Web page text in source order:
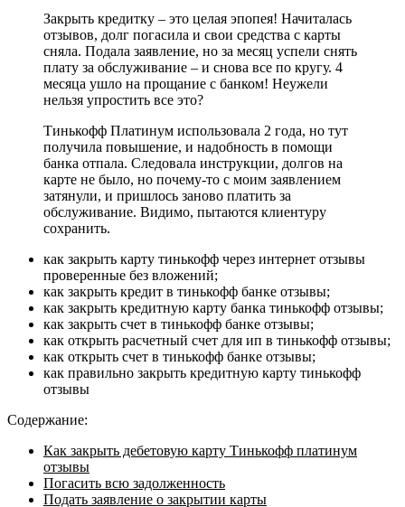
Закрыть кредитку – это целая эпопея! Начиталась
отзывов, долг погасила и свои средства с карты
сняла. Подала заявление, но за месяц успели снять
плату за обслуживание – и снова все по кругу. 4
месяца ушло на прощание с банком! Неужели
нельзя упростить все это?
Тинькофф Платинум использовала 2 года, но тут
получила повышение, и надобность в помощи
банка отпала. Следовала инструкции, долгов на
карте не было, но почему-то с моим заявлением
затянули, и пришлось заново платить за
обслуживание. Видимо, пытаются клиентуру
сохранить.
как закрыть карту тинькофф через интернет отзывы
проверенные без вложений;
как закрыть кредит в тинькофф банке отзывы;
как закрыть кредитную карту банка тинькофф отзывы;
как закрыть счет в тинькофф банке отзывы;
как открыть расчетный счет для ип в тинькофф отзывы;
как открыть счет в тинькофф банке отзывы;
как правильно закрыть кредитную карту тинькофф
отзывы
Содержание:
Как закрыть дебетовую карту Тинькофф платинум
отзывы
Погасить всю задолженность
Подать заявление о закрытии карты